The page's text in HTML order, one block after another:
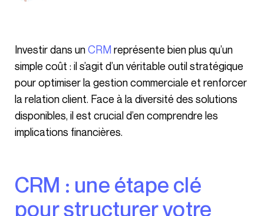
Investir dans unCRM représente bien plus qu’un
simple coût : il s’agit d’un véritable outil stratégique
pour optimiser la gestion commerciale et renforcer
la relation client. Face à la diversité des solutions
disponibles, il est crucial d’en comprendre les
implications financières.
CRM : une étape clé
pour structurer votre